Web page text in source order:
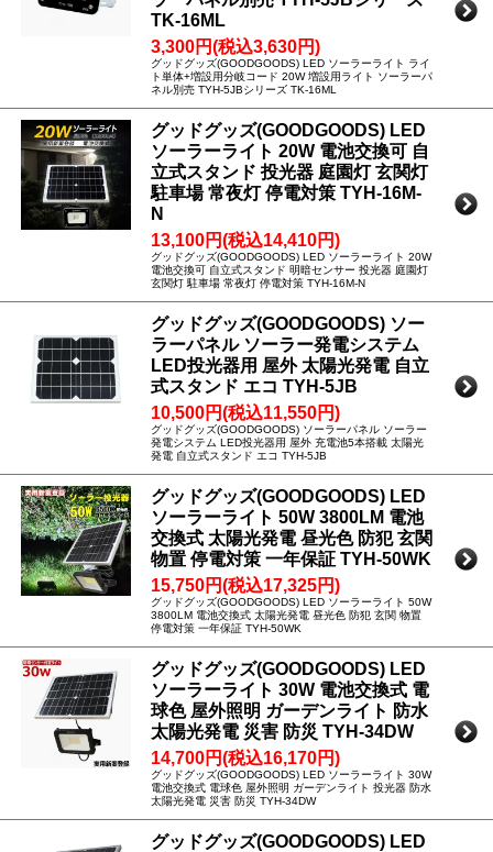
TK-16ML
3,300円(税込3,630円)
グッドグッズ(GOODGOODS) LED ソーラーライト ライ
ト単体+増設用分岐コード 20W 増設用ライト ソーラーパ
ネル別売 TYH-5JBシリーズ TK-16ML
グッドグッズ(GOODGOODS) LED
ソーラーライト 20W 電池交換可 自
立式スタンド 投光器 庭園灯 玄関灯
駐車場 常夜灯 停電対策 TYH-16M-
N
13,100円(税込14,410円)
グッドグッズ(GOODGOODS) LED ソーラーライト 20W
電池交換可 自立式スタンド 明暗センサー 投光器 庭園灯
玄関灯 駐車場 常夜灯 停電対策 TYH-16M-N
グッドグッズ(GOODGOODS) ソー
ラーパネル ソーラー発電システム
LED投光器用 屋外 太陽光発電 自立
式スタンド エコ TYH-5JB
10,500円(税込11,550円)
グッドグッズ(GOODGOODS) ソーラーパネル ソーラー
発電システム LED投光器用 屋外 充電池5本搭載 太陽光
発電 自立式スタンド エコ TYH-5JB
グッドグッズ(GOODGOODS) LED
ソーラーライト 50W 3800LM 電池
交換式 太陽光発電 昼光色 防犯 玄関
物置 停電対策 一年保証 TYH-50WK
15,750円(税込17,325円)
グッドグッズ(GOODGOODS) LED ソーラーライト 50W
3800LM 電池交換式 太陽光発電 昼光色 防犯 玄関 物置
停電対策 一年保証 TYH-50WK
グッドグッズ(GOODGOODS) LED
ソーラーライト 30W 電池交換式 電
球色 屋外照明 ガーデンライト 防水
太陽光発電 災害 防災 TYH-34DW
14,700円(税込16,170円)
グッドグッズ(GOODGOODS) LED ソーラーライト 30W
電池交換式 電球色 屋外照明 ガーデンライト 投光器 防水
太陽光発電 災害 防災 TYH-34DW
グッドグッズ(GOODGOODS) LED